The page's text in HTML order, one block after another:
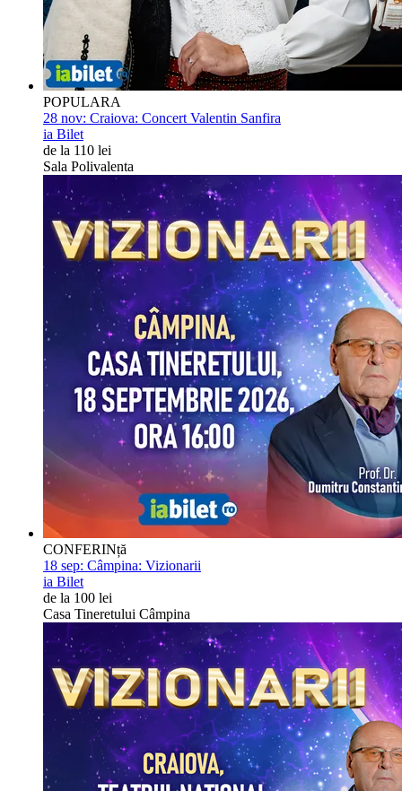
POPULARA
28 nov: Craiova: Concert Valentin Sanfira
ia Bilet
de la 110 lei
Sala Polivalenta
CONFERINță
18 sep: Câmpina: Vizionarii
ia Bilet
de la 100 lei
Casa Tineretului Câmpina